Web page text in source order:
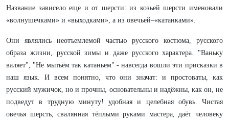
Название зависело еще и от шерсти: из козьей шерсти именовали
«волнушечками» и «выходками», а из овечьей–«катанками».
Они являлись неотъемлемой частью русского костюма, русского
образа жизни, русской зимы и даже русского характера. "Ваньку
валяет", "Не мытьём так катаньем" - навсегда вошли эти присказки в
наш язык. И всем понятно, что они значат: и простоваты, как
русский мужичок, но и прочны, основательны и надёжны, как он, не
подведут в трудную минуту! удобная и целебная обувь. Чистая
овечья шерсть, свалянная тёплыми руками мастера, даёт человеку